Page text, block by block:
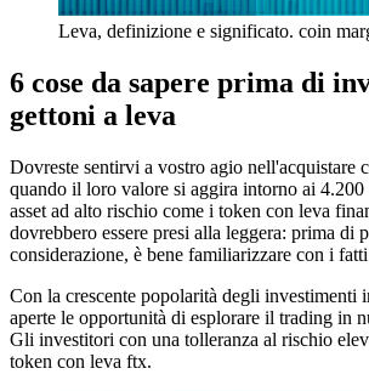
Leva, definizione e significato. coin
6 cose da sapere prima di
gettoni a leva
Dovreste sentirvi a vostro agio nell'acquistare
quando il loro valore si aggira intorno ai
asset ad alto rischio come i token con leva
dovrebbero essere presi alla leggera: prima di
considerazione, è bene familiarizzare con i
Con la crescente popolarità degli investimenti
aperte le opportunità di esplorare il trading in
Gli investitori con una tolleranza al rischio
token con leva ftx.